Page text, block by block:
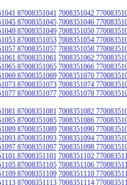
87008351041 7008351042
87008351045 7008351046
87008351049 7008351050
87008351053 7008351054
87008351057 7008351058
87008351061 7008351062
87008351065 7008351066
87008351069 7008351070
87008351073 7008351074
87008351077 7008351078
87008351081 7008351082
87008351085 7008351086
87008351089 7008351090
87008351093 7008351094
87008351097 7008351098
87008351101 7008351102
87008351105 7008351106
87008351109 7008351110
87008351113 7008351114